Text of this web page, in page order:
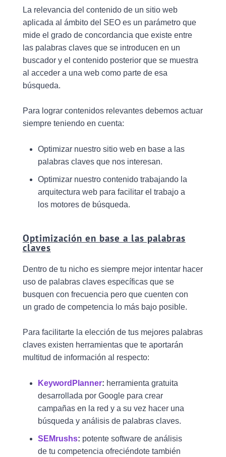
La relevancia del contenido de un sitio web
aplicada al ámbito del SEO es un parámetro que
mide el grado de concordancia que existe entre
las palabras claves que se introducen en un
buscador y el contenido posterior que se muestra
al acceder a una web como parte de esa
búsqueda.
Para lograr contenidos relevantes debemos actuar
siempre teniendo en cuenta:
Optimizar nuestro sitio web en base a las
palabras claves que nos interesan.
Optimizar nuestro contenido trabajando la
arquitectura web para facilitar el trabajo a
los motores de búsqueda.
Optimización en base a las palabras
claves
Dentro de tu nicho es siempre mejor intentar hacer
uso de palabras claves específicas que se
busquen con frecuencia pero que cuenten con
un grado de competencia lo más bajo posible.
Para facilitarte la elección de tus mejores palabras
claves existen herramientas que te aportarán
multitud de información al respecto:
KeywordPlanner: herramienta gratuita
desarrollada por Google para crear
campañas en la red y a su vez hacer una
búsqueda y análisis de palabras claves.
SEMrushs: potente software de análisis
de tu competencia ofreciéndote también